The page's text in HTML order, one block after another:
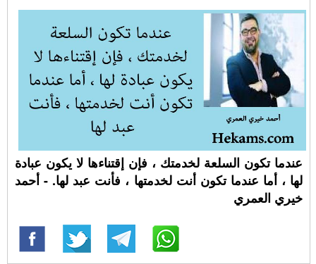
عندما تكون السلعة لخدمتك ، فإن إقتناءها لا يكون عبادة
لها ، أما عندما تكون أنت لخدمتها ، فأنت عبد لها. - أحمد
خيري العمري